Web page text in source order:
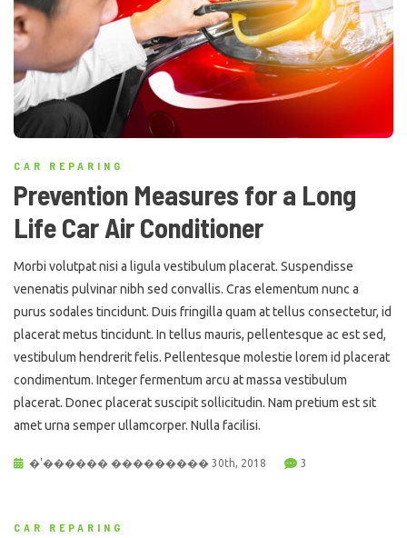
CAR REPARING
Prevention Measures for a Long
Life Car Air Conditioner
Morbi volutpat nisi a ligula vestibulum placerat. Suspendisse
venenatis pulvinar nibh sed convallis. Cras elementum nunc a
purus sodales tincidunt. Duis fringilla quam at tellus consectetur, id
placerat metus tincidunt. In tellus mauris, pellentesque ac est sed,
vestibulum hendrerit felis. Pellentesque molestie lorem id placerat
condimentum. Integer fermentum arcu at massa vestibulum
placerat. Donec placerat suscipit sollicitudin. Nam pretium est sit
amet urna semper ullamcorper. Nulla facilisi.
�'������ ��������� 30th, 2018 3
CAR REPARING